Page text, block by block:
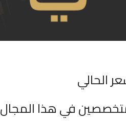
الحالي
في هذا المجال